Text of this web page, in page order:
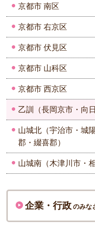
京都市 南区
京都市 右京区
京都市 伏見区
京都市 山科区
京都市 西京区
乙訓（長岡京市・向
山城北（宇治市・城
郡・綴喜郡）
山城南（木津川市・
企業・行政のみな